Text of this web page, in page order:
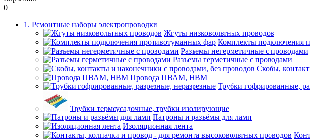
0
1. Ремонтные наборы электропроводки
Жгуты низковольтных проводов
Комплекты подключения
Разъемы негерметичные с проводами
Разъемы герметичные с проводами
Скобы,
Провода ПВАМ, НВМ
Трубки гофрированные,
Трубки термоусадочные, трубки изолирующие
Патроны и разъёмы для ламп
Изоляционная лента